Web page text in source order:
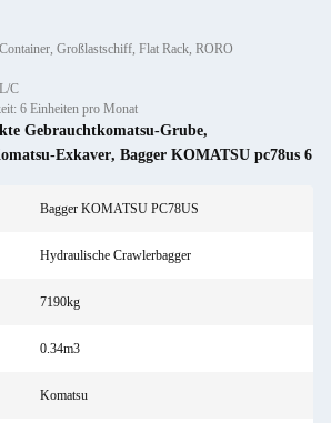
Großlastschiff, Flat Rack, RORO
C
6 Einheiten pro Monat
Gebrauchtkomatsu-Grube,
Exkaver, Bagger KOMATSU pc78us 6
Bagger KOMATSU PC78US
Hydraulische Crawlerbagger
7190kg
0.34m3
Komatsu